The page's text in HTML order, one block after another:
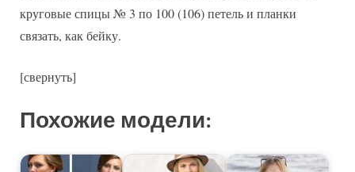
круговые спицы № 3 по 100 (106) петель и планки
связать, как бейку.
[свернуть]
Похожие модели: